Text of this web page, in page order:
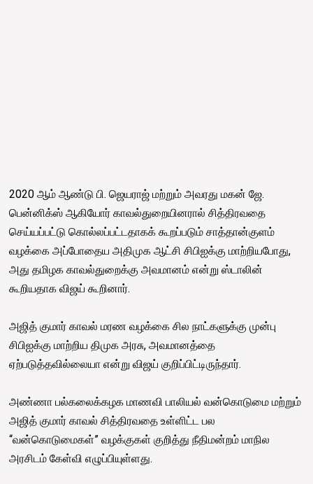
2020 ஆம் ஆண்டு பி. ஜெயராஜ் மற்றும் அவரது மகன் ஜே.
பென்னிக்ஸ் ஆகியோர் காவல்துறையினரால் சித்திரவதை
செய்யப்பட்டு கொல்லப்பட்டதாகக் கூறப்படும் சாத்தான்குளம்
வழக்கை அப்போதைய அதிமுக ஆட்சி சிபிஐக்கு மாற்றியபோது,
அது தமிழக காவல்துறைக்கு அவமானம் என்று ஸ்டாலின்
கூறியதாக விஜய் கூறினார்.
அஜித் குமார் காவல் மரண வழக்கை சில நாட்களுக்கு முன்பு
சிபிஐக்கு மாற்றிய திமுக அரசு, அவமானத்தை
ஏற்படுத்தவில்லையா என்று விஜய் குறிப்பிட்டிருந்தார்.
அண்ணா பல்கலைக்கழக மாணவி பாலியல் வன்கொடுமை மற்றும்
அஜித் குமார் காவல் சித்திரவதை உள்ளிட்ட பல
“வன்கொடுமைகள்” வழக்குகள் குறித்து நீதிமன்றம் மாநில
அரசிடம் கேள்வி எழுப்பியுள்ளது.